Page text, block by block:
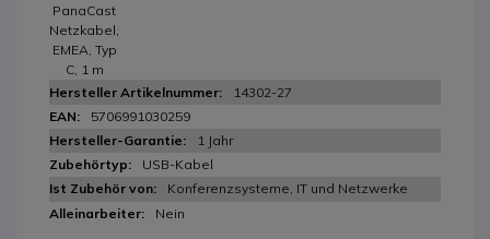
PanaCast
Netzkabel,
EMEA, Typ
C, 1 m
14302-27
5706991030259
1 Jahr
USB-Kabel
Konferenzsysteme, IT und Netzwerke
Nein